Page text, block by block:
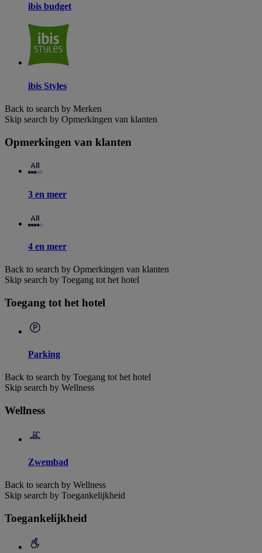
ibis budget
ibis Styles
Back to search by Merken
Skip search by Opmerkingen van klanten
Opmerkingen van klanten
3 en meer
4 en meer
Back to search by Opmerkingen van klanten
Skip search by Toegang tot het hotel
Toegang tot het hotel
Parking
Back to search by Toegang tot het hotel
Skip search by Wellness
Wellness
Zwembad
Back to search by Wellness
Skip search by Toegankelijkheid
Toegankelijkheid